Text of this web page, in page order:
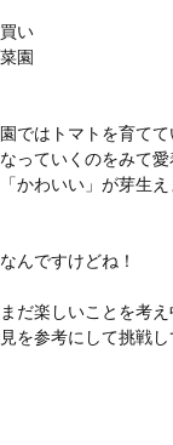
い
園
ではトマトを育て
っていくのをみて愛
かわいい」が芽生え
んですけどね！
だ楽しいことを考え
を参考にして挑戦し